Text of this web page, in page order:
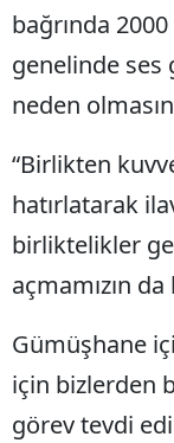
bağrında
genelinde ses
neden
“Birlikten
hatırlatarak
birliktelikler
açmamızın
Gümüşhane
için bizlerden
görev tevdi